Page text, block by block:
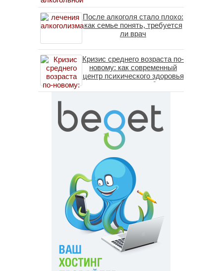
После алкоголя стало плохо:
как семье понять, требуется
ли врач
Кризис среднего возраста по-
новому: как современный
центр психического здоровья
помогает пересобрать
личность без таблеток